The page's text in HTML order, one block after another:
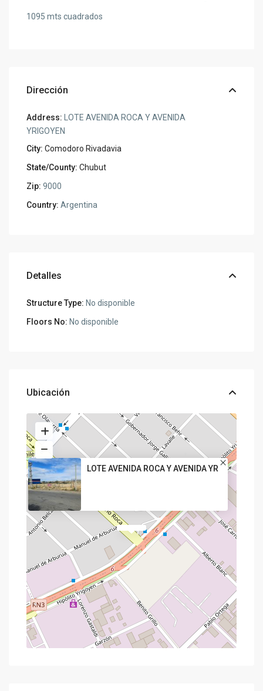
1095 mts cuadrados
Dirección
Address: LOTE AVENIDA ROCA Y AVENIDA
YRIGOYEN
City: Comodoro Rivadavia
State/County: Chubut
Zip: 9000
Country: Argentina
Detalles
Structure Type: No disponible
Floors No: No disponible
Ubicación
LOTE AVENIDA ROCA Y AVENIDA YR